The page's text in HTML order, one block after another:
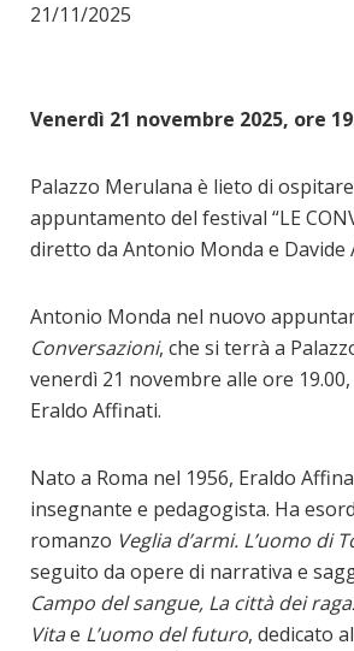
21/11/2025
Venerdì 21 novembre 2025, ore
Palazzo Merulana è lieto di
appuntamento del festival “LE
diretto da Antonio Monda e Davide
Antonio Monda nel nuovo
Conversazioni, che si terrà a
venerdì 21 novembre alle ore
Eraldo Affinati.
Nato a Roma nel 1956, Eraldo
insegnante e pedagogista. Ha
romanzo Veglia d’armi. L’uomo di
seguito da opere di narrativa e
Campo del sangue, La città dei
Vitae L’uomo del futuro, dedicato